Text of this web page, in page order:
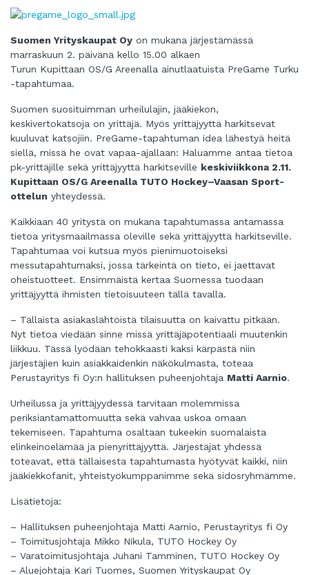
Suomen Yrityskaupat Oy on mukana järjestämässä
marraskuun 2. päivänä kello 15.00 alkaen
Turun Kupittaan OS/G Areenalla ainutlaatuista PreGame Turku
-tapahtumaa.
Suomen suosituimman urheilulajin, jääkiekon,
keskivertokatsoja on yrittäjä. Myös yrittäjyyttä harkitsevat
kuuluvat katsojiin. PreGame-tapahtuman idea lähestyä heitä
siellä, missä he ovat vapaa-ajallaan: Haluamme antaa tietoa
pk-yrittäjille sekä yrittäjyyttä harkitseville keskiviikkona 2.11.
Kupittaan OS/G Areenalla TUTO Hockey–Vaasan Sport-
ottelun yhteydessä.
Kaikkiaan 40 yritystä on mukana tapahtumassa antamassa
tietoa yritysmaailmassa oleville sekä yrittäjyyttä harkitseville.
Tapahtumaa voi kutsua myös pienimuotoiseksi
messutapahtumaksi, jossa tärkeintä on tieto, ei jaettavat
oheistuotteet. Ensimmäistä kertaa Suomessa tuodaan
yrittäjyyttä ihmisten tietoisuuteen tällä tavalla.
– Tällaista asiakaslähtöistä tilaisuutta on kaivattu pitkään.
Nyt tietoa viedään sinne missä yrittäjäpotentiaali muutenkin
liikkuu. Tässä lyödään tehokkaasti kaksi kärpästä niin
järjestäjien kuin asiakkaidenkin näkökulmasta, toteaa
Perustayritys fi Oy:n hallituksen puheenjohtaja Matti Aarnio.
Urheilussa ja yrittäjyydessä tarvitaan molemmissa
periksiantamattomuutta sekä vahvaa uskoa omaan
tekemiseen. Tapahtuma osaltaan tukeekin suomalaista
elinkeinoelämää ja pienyrittäjyyttä. Järjestäjät yhdessä
toteavat, että tällaisesta tapahtumasta hyötyvät kaikki, niin
jääkiekkofanit, yhteistyökumppanimme sekä sidosryhmämme.
Lisätietoja:
– Hallituksen puheenjohtaja Matti Aarnio, Perustayritys fi Oy
– Toimitusjohtaja Mikko Nikula, TUTO Hockey Oy
– Varatoimitusjohtaja Juhani Tamminen, TUTO Hockey Oy
– Aluejohtaja Kari Tuomes, Suomen Yrityskaupat Oy